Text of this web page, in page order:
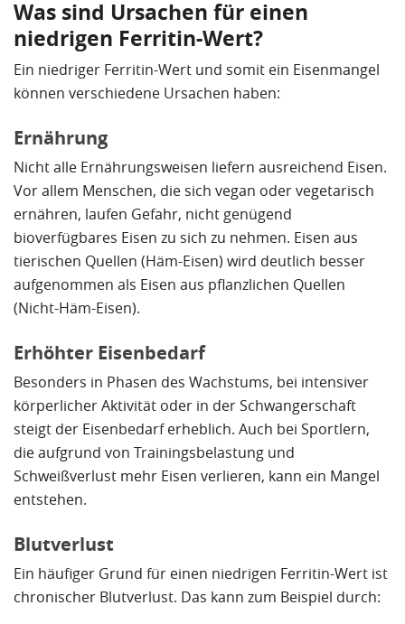
Was sind Ursachen für einen
niedrigen Ferritin-Wert?
Ein niedriger Ferritin-Wert und somit ein Eisenmangel
können verschiedene Ursachen haben:
Ernährung
Nicht alle Ernährungsweisen liefern ausreichend Eisen.
Vor allem Menschen, die sich vegan oder vegetarisch
ernähren, laufen Gefahr, nicht genügend
bioverfügbares Eisen zu sich zu nehmen. Eisen aus
tierischen Quellen (Häm-Eisen) wird deutlich besser
aufgenommen als Eisen aus pflanzlichen Quellen
(Nicht-Häm-Eisen).
Erhöhter Eisenbedarf
Besonders in Phasen des Wachstums, bei intensiver
körperlicher Aktivität oder in der Schwangerschaft
steigt der Eisenbedarf erheblich. Auch bei Sportlern,
die aufgrund von Trainingsbelastung und
Schweißverlust mehr Eisen verlieren, kann ein Mangel
entstehen.
Blutverlust
Ein häufiger Grund für einen niedrigen Ferritin-Wert ist
chronischer Blutverlust. Das kann zum Beispiel durch: